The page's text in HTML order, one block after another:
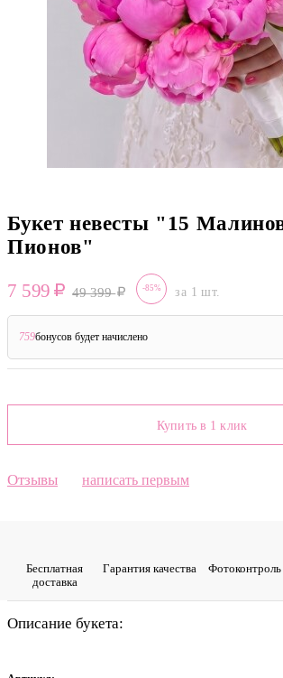
Букет невесты "15
Пионов"
7 599 49 399 -85% за 1 шт.
759бонусов будет начислено
Купить в 1 клик
Отзывы написать первым
Бесплатная
доставка
Гарантия качества Фото­контроль
Описание букета: